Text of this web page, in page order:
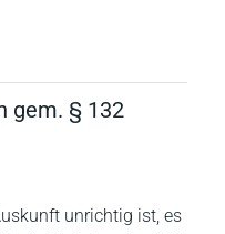
gem. § 132
unrichtig ist, es